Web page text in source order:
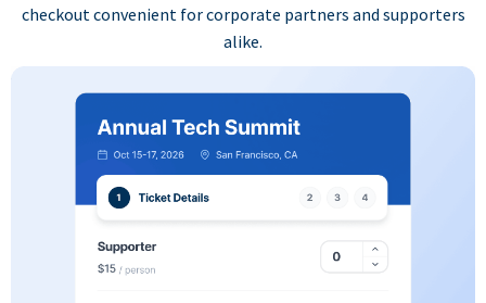
checkout convenient for corporate partners and supporters
alike.